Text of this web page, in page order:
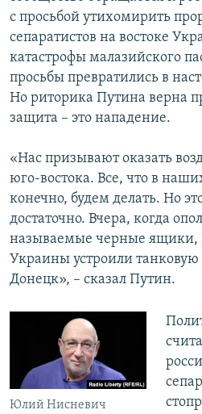
с просьбой утихомирить
сепаратистов на востоке
катастрофы малазийского
просьбы превратились в
Но риторика Путина верна
защита – это нападение.
«Нас призывают оказать
юго-востока. Все, что в
конечно, будем делать. Но
достаточно. Вчера, когда
называемые черные ящики,
Украины устроили танковую
Донецк», – сказал Путин.
Юлий Нисневич